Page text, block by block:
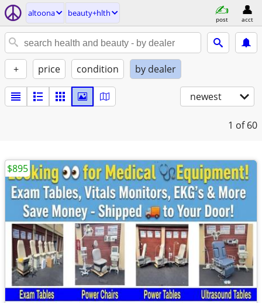
altoona beauty+hlth
post acct
+ price condition by dealer
newest
1 of 60
$895